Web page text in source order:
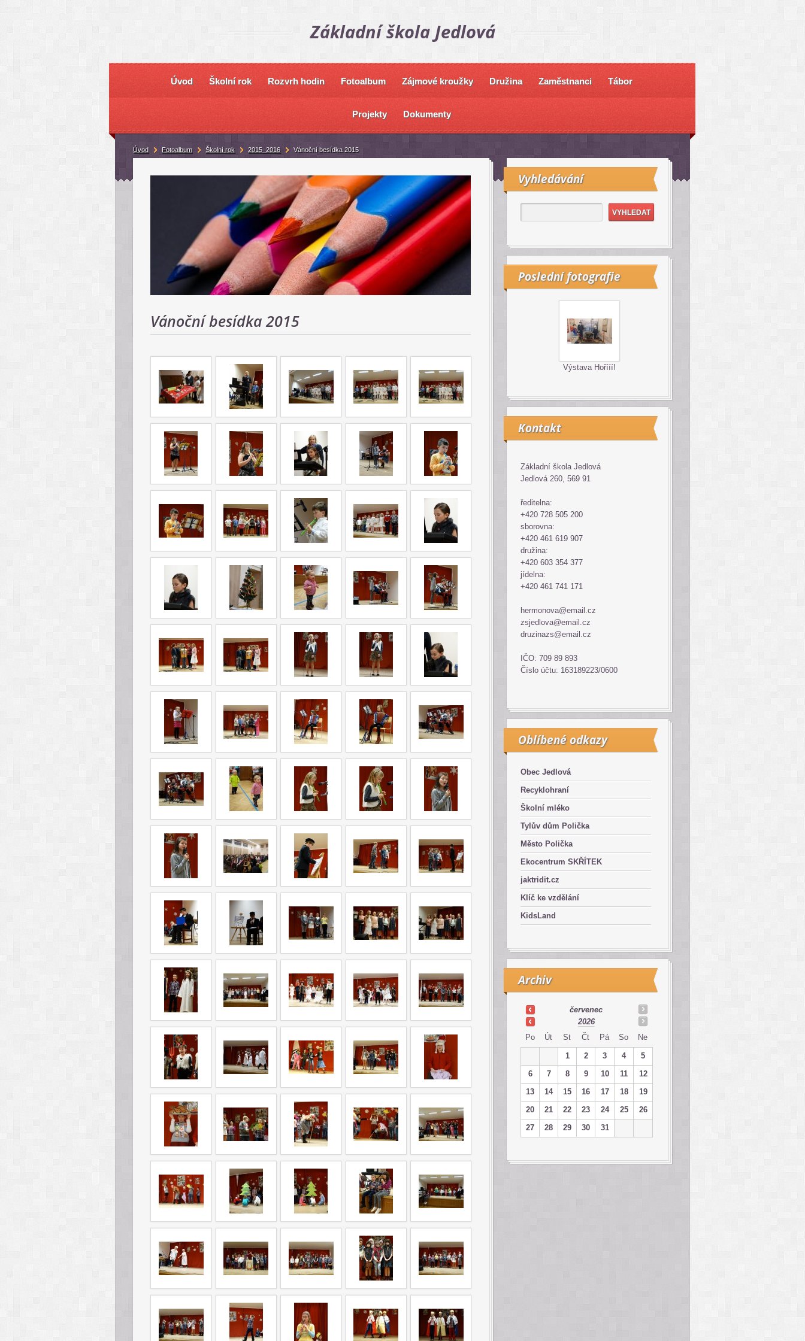
Základní škola Jedlová
Úvod Školní rok Rozvrh hodin Fotoalbum Zájmové kroužky Družina Zaměstnanci Tábor
Projekty Dokumenty
Vánoční besídka 2015
Vyhledávání
Poslední fotografie
Výstava Hořííí!
Kontakt
Základní škola Jedlová
Jedlová 260, 569 91
ředitelna:
+420 728 505 200
sborovna:
+420 461 619 907
družina:
+420 603 354 377
jídelna:
+420 461 741 171
hermonova@email.cz
zsjedlova@email.cz
druzinazs@email.cz
IČO: 709 89 893
Číslo účtu: 163189223/0600
Oblíbené odkazy
Obec Jedlová
Recyklohraní
Školní mléko
Tylův dům Polička
Město Polička
Ekocentrum SKŘÍTEK
jaktridit.cz
Klíč ke vzdělání
KidsLand
Archiv
červenec
2026
Po
Út St Čt Pá So Ne
1 2 3 4
5
6
7 8 9 10 11
12
13
14 15 16 17 18
19
20
21 22 23 24 25
26
27
28 29 30 31
Úvod Fotoalbum Školní rok 2015_2016 Vánoční besídka 2015